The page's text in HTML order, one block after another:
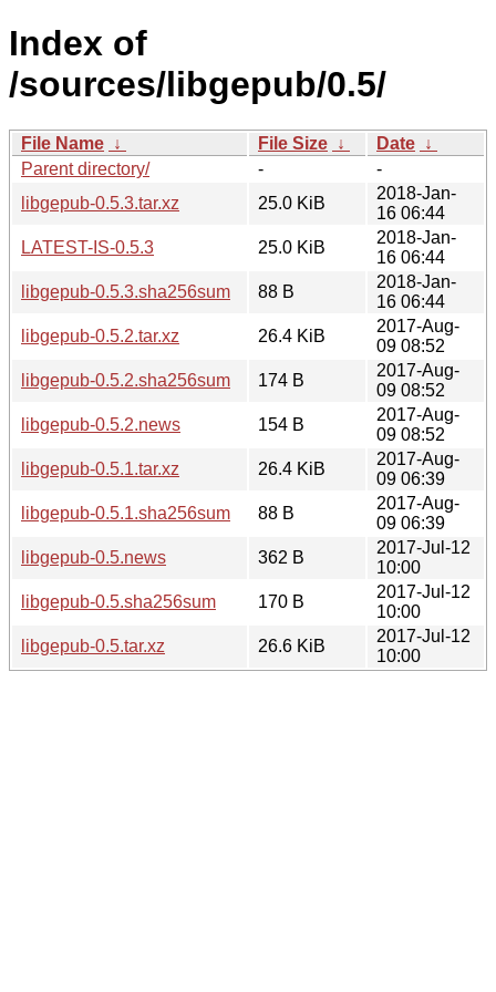
Index of
/sources/libgepub/0.5/
File Name ↓ File Size ↓ Date ↓
Parent directory/
-
-
libgepub-0.5.3.tar.xz
25.0 KiB
2018-Jan-
16 06:44
LATEST-IS-0.5.3
25.0 KiB
2018-Jan-
16 06:44
libgepub-0.5.3.sha256sum
88 B
2018-Jan-
16 06:44
libgepub-0.5.2.tar.xz
26.4 KiB
2017-Aug-
09 08:52
libgepub-0.5.2.sha256sum
174 B
2017-Aug-
09 08:52
libgepub-0.5.2.news
154 B
2017-Aug-
09 08:52
libgepub-0.5.1.tar.xz
26.4 KiB
2017-Aug-
09 06:39
libgepub-0.5.1.sha256sum
88 B
2017-Aug-
09 06:39
libgepub-0.5.news
362 B
2017-Jul-12
10:00
libgepub-0.5.sha256sum
170 B
2017-Jul-12
10:00
libgepub-0.5.tar.xz
26.6 KiB
2017-Jul-12
10:00